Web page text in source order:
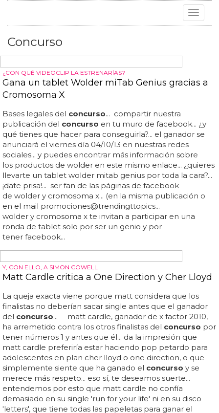
Toggle
Concurso
¿CON QUÉ VIDEOCLIP LA ESTRENARÍAS?
Gana un tablet Wolder miTab Genius gracias a
Cromosoma X
qué tienes que hacer para conseguirla?... el ganador se
anunciará el viernes día 04/10/13 en nuestras redes
los productos de wolder en este mismo enlace... ¿quieres
llevarte un tablet wolder mitab genius por toda la cara?...
¡date prisa!... ser fan de las páginas de facebook
de wolder y cromosoma x... (en la misma publicación o
en el mail promociones@trendingttopics...
wolder y cromosoma x te invitan a participar en una
ronda de tablet solo por ser un genio y por
tener facebook...